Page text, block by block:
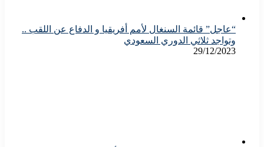
“عاجل” قائمة السنغال لأمم أفريقيا و الدفاع عن اللقب ..
وتواجد ثلاثي الدوري السعودي
29/12/2023